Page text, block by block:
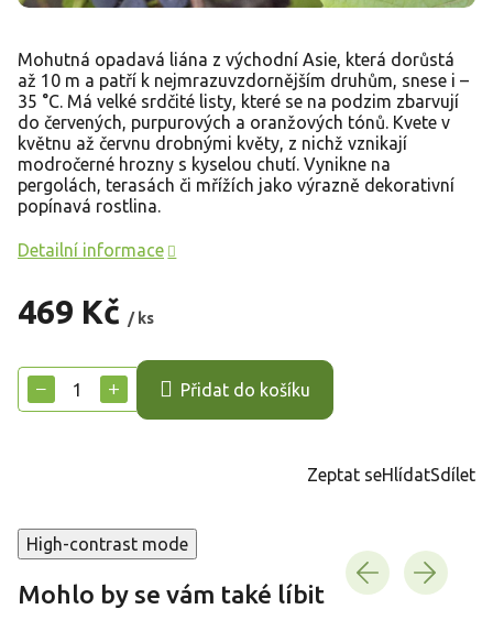
469 Kč / ks
cena:
+
− Přidat do košíku
Mohutná opadavá liána z východní Asie, která dorůstá
až 10 m a patří k nejmrazuvzdornějším druhům, snese i –
35 °C. Má velké srdčité listy, které se na podzim zbarvují
do červených, purpurových a oranžových tónů. Kvete v
květnu až červnu drobnými květy, z nichž vznikají
modročerné hrozny s kyselou chutí. Vynikne na
pergolách, terasách či mřížích jako výrazně dekorativní
popínavá rostlina.
Detailní informace
Zeptat seHlídatSdílet
High-contrast mode
Mohlo by se vám také líbit